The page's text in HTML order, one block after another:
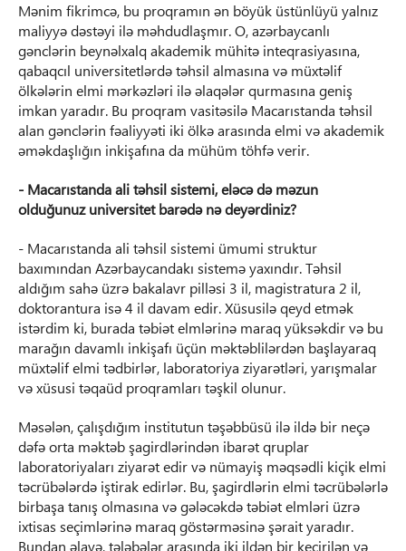
Mənim fikrimcə, bu proqramın ən böyük üstünlüyü yalnız
maliyyə dəstəyi ilə məhdudlaşmır. O, azərbaycanlı
gənclərin beynəlxalq akademik mühitə inteqrasiyasına,
qabaqcıl universitetlərdə təhsil almasına və müxtəlif
ölkələrin elmi mərkəzləri ilə əlaqələr qurmasına geniş
imkan yaradır. Bu proqram vasitəsilə Macarıstanda təhsil
alan gənclərin fəaliyyəti iki ölkə arasında elmi və akademik
əməkdaşlığın inkişafına da mühüm töhfə verir.
- Macarıstanda ali təhsil sistemi, eləcə də məzun
olduğunuz universitet barədə nə deyərdiniz?
- Macarıstanda ali təhsil sistemi ümumi struktur
baxımından Azərbaycandakı sistemə yaxındır. Təhsil
aldığım sahə üzrə bakalavr pilləsi 3 il, magistratura 2 il,
doktorantura isə 4 il davam edir. Xüsusilə qeyd etmək
istərdim ki, burada təbiət elmlərinə maraq yüksəkdir və bu
marağın davamlı inkişafı üçün məktəblilərdən başlayaraq
müxtəlif elmi tədbirlər, laboratoriya ziyarətləri, yarışmalar
və xüsusi təqaüd proqramları təşkil olunur.
Məsələn, çalışdığım institutun təşəbbüsü ilə ildə bir neçə
dəfə orta məktəb şagirdlərindən ibarət qruplar
laboratoriyaları ziyarət edir və nümayiş məqsədli kiçik elmi
təcrübələrdə iştirak edirlər. Bu, şagirdlərin elmi təcrübələrlə
birbaşa tanış olmasına və gələcəkdə təbiət elmləri üzrə
ixtisas seçimlərinə maraq göstərməsinə şərait yaradır.
Bundan əlavə, tələbələr arasında iki ildən bir keçirilən və